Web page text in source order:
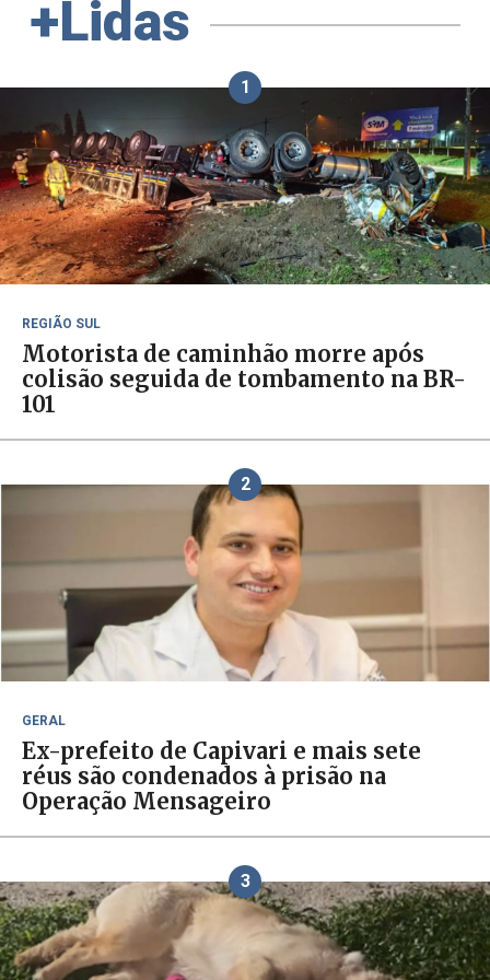
+Lidas
1
REGIÃO SUL
Motorista de caminhão morre após
colisão seguida de tombamento na BR-
101
2
GERAL
Ex-prefeito de Capivari e mais sete
réus são condenados à prisão na
Operação Mensageiro
3